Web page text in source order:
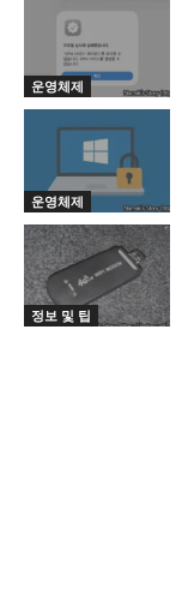
운영체제
운영체제
정보 및 팁